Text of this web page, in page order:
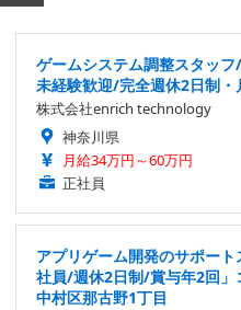
ゲームシステム調整スタッ
未経験歓迎/完全週休2日制・
株式会社enrich technology
神奈川県
月給34万円～60万円
正社員
アプリゲーム開発のサポー
社員/週休2日制/賞与年2回
中村区那古野1丁目